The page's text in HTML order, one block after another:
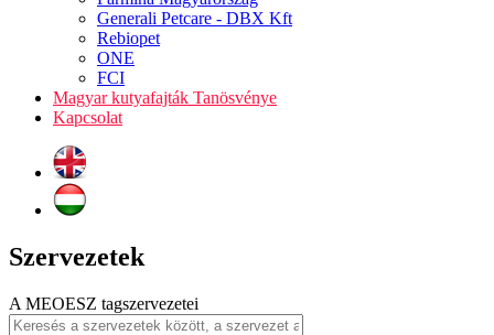
Generali Petcare - DBX Kft
Rebiopet
ONE
FCI
Magyar kutyafajták Tanösvénye
Kapcsolat
Szervezetek
A MEOESZ tagszervezetei